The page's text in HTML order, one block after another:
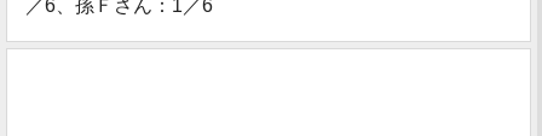
／6、孫Ｆさん：1／6